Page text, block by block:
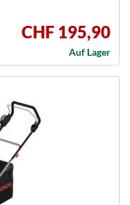
CHF 195,90
Auf Lager